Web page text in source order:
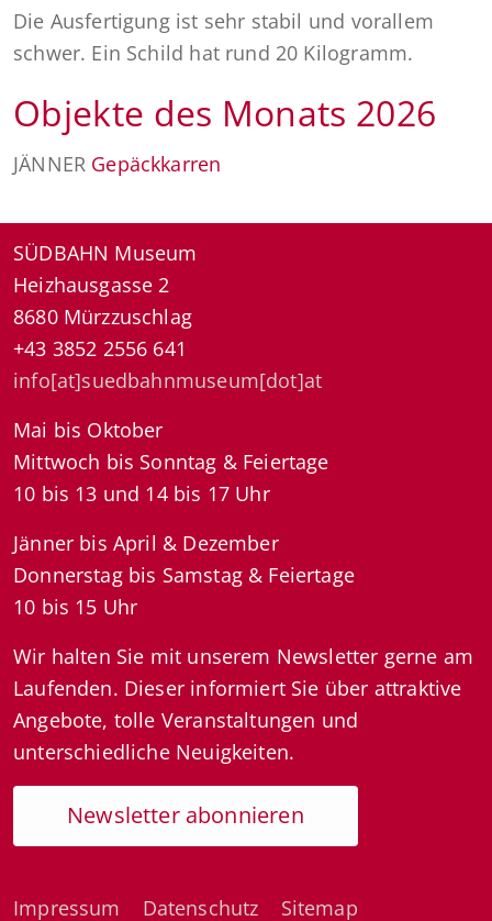
Die Ausfertigung ist sehr stabil und vorallem
schwer. Ein Schild hat rund 20 Kilogramm.
Objekte des Monats 2026
JÄNNER Gepäckkarren
SÜDBAHN Museum
Heizhausgasse 2
8680 Mürzzuschlag
+43 3852 2556 641
info[at]suedbahnmuseum[dot]at
Mai bis Oktober
Mittwoch bis Sonntag & Feiertage
10 bis 13 und 14 bis 17 Uhr
Jänner bis April & Dezember
Donnerstag bis Samstag & Feiertage
10 bis 15 Uhr
Wir halten Sie mit unserem Newsletter gerne am
Laufenden. Dieser informiert Sie über attraktive
Angebote, tolle Veranstaltungen und
unterschiedliche Neuigkeiten.
Newsletter abonnieren
Impressum Datenschutz Sitemap